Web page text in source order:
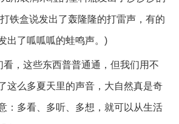
铁盒说发出了轰隆隆的打雷声，有的
出了呱呱呱的蛙鸣声。)
，这些东西普普通通，但我们用不
这么多夏天里的声音，大自然真是奇
：多看、多听、多想，就可以从生活